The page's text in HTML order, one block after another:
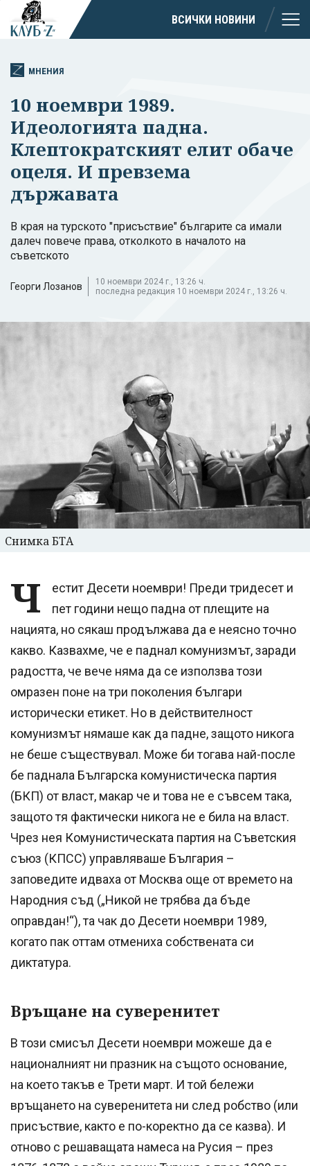
ВСИЧКИ НОВИНИ
МНЕНИЯ
10 ноември 1989.
Идеологията падна.
Клептократският елит обаче
оцеля. И превзема
държавата
В края на турското "присъствие" българите са имали
далеч повече права, отколкото в началото на
съветското
Георги Лозанов
10 ноември 2024 г., 13:26 ч.
последна редакция 10 ноември 2024 г., 13:26 ч.
Снимка БТА
Ч
естит Десети ноември! Преди тридесет и
пет години нещо падна от плещите на
нацията, но сякаш продължава да е неясно точно
какво. Казвахме, че е паднал комунизмът, заради
радостта, че вече няма да се използва този
омразен поне на три поколения българи
исторически етикет. Но в действителност
комунизмът нямаше как да падне, защото никога
не беше съществувал. Може би тогава най-после
бе паднала Българска комунистическа партия
(БКП) от власт, макар че и това не е съвсем така,
защото тя фактически никога не е била на власт.
Чрез нея Комунистическата партия на Съветския
съюз (КПСС) управляваше България –
заповедите идваха от Москва още от времето на
Народния съд („Никой не трябва да бъде
оправдан!“), та чак до Десети ноември 1989,
когато пак оттам отмениха собствената си
диктатура.
Връщане на суверенитет
В този смисъл Десети ноември можеше да е
националният ни празник на същото основание,
на което такъв е Трети март. И той бележи
връщането на суверенитета ни след робство (или
присъствие, както е по-коректно да се казва). И
отново с решаващата намеса на Русия – през